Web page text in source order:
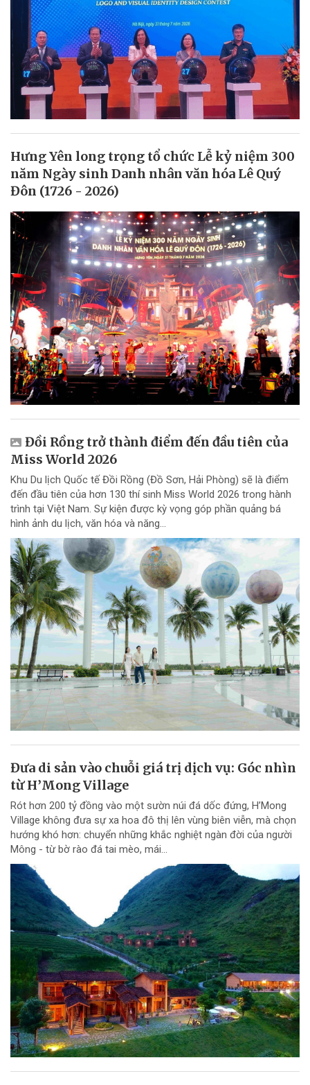
Hưng Yên long trọng tổ chức Lễ kỷ niệm 300
năm Ngày sinh Danh nhân văn hóa Lê Quý
Đôn (1726 - 2026)
Đồi Rồng trở thành điểm đến đầu tiên của
Miss World 2026
Khu Du lịch Quốc tế Đồi Rồng (Đồ Sơn, Hải Phòng) sẽ là điểm
đến đầu tiên của hơn 130 thí sinh Miss World 2026 trong hành
trình tại Việt Nam. Sự kiện được kỳ vọng góp phần quảng bá
hình ảnh du lịch, văn hóa và năng...
Đưa di sản vào chuỗi giá trị dịch vụ: Góc nhìn
từ H’Mong Village
Rót hơn 200 tỷ đồng vào một sườn núi đá dốc đứng, H’Mong
Village không đưa sự xa hoa đô thị lên vùng biên viễn, mà chọn
hướng khó hơn: chuyển những khắc nghiệt ngàn đời của người
Mông - từ bờ rào đá tai mèo, mái...